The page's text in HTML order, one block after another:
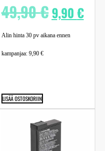
49,90€ 9,90€
Alin hinta 30 pv aikana ennen
kampanjaa: 9,90 €
LISÄÄ OSTOSKORIIN